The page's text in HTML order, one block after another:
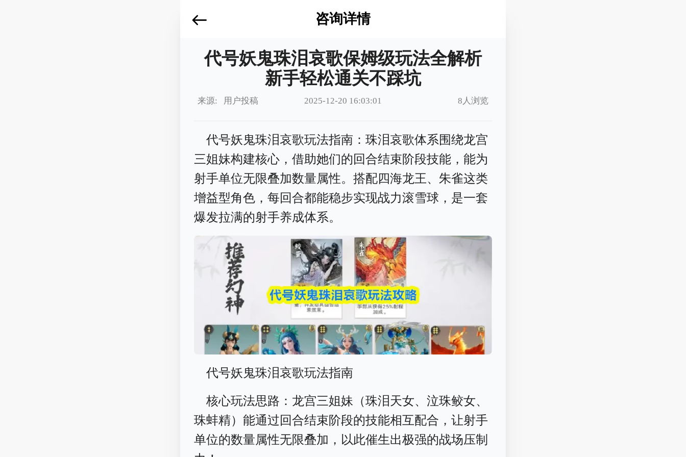
咨询详情
代号妖鬼珠泪哀歌保姆级玩法全解析
新手轻松通关不踩坑
来源: 用户投稿 2025-12-20 16:03:01 8人浏览
代号妖鬼珠泪哀歌玩法指南：珠泪哀歌体系围绕龙宫
三姐妹构建核心，借助她们的回合结束阶段技能，能为
射手单位无限叠加数量属性。搭配四海龙王、朱雀这类
增益型角色，每回合都能稳步实现战力滚雪球，是一套
爆发拉满的射手养成体系。
代号妖鬼珠泪哀歌玩法指南
核心玩法思路：龙宫三姐妹（珠泪天女、泣珠鲛女、
珠蚌精）能通过回合结束阶段的技能相互配合，让射手
单位的数量属性无限叠加，以此催生出极强的战场压制